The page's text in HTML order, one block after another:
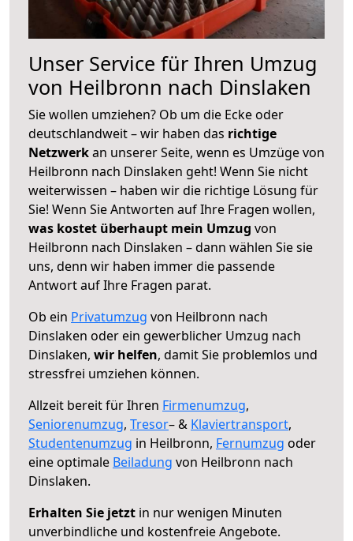
Unser Service für Ihren Umzug
von Heilbronn nach Dinslaken
Sie wollen umziehen? Ob um die Ecke oder
deutschlandweit – wir haben das richtige
Netzwerkan unserer Seite, wenn es Umzüge von
Heilbronn nach Dinslaken geht! Wenn Sie nicht
weiterwissen – haben wir die richtige Lösung für
Sie! Wenn Sie Antworten auf Ihre Fragen wollen,
was kostet überhaupt mein Umzug von
Heilbronn nach Dinslaken – dann wählen Sie sie
uns, denn wir haben immer die passende
Antwort auf Ihre Fragen parat.
Ob ein Privatumzug von Heilbronn nach
Dinslaken oder ein gewerblicher Umzug nach
Dinslaken, wir helfen, damit Sie problemlos und
stressfrei umziehen können.
Allzeit bereit für Ihren Firmenumzug,
Seniorenumzug, Tresor– & Klaviertransport,
Studentenumzug in Heilbronn, Fernumzug oder
eine optimale Beiladung von Heilbronn nach
Dinslaken.
Erhalten Sie jetzt in nur wenigen Minuten
unverbindliche und kostenfreie Angebote.